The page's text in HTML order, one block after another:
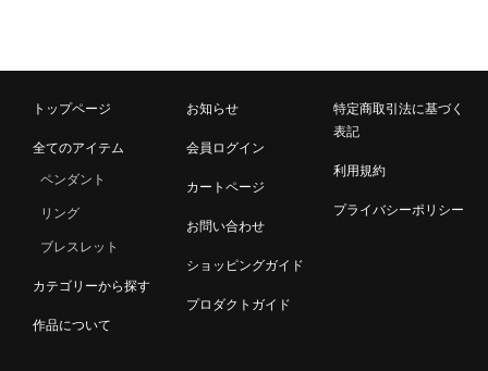
トップページ
全てのアイテム
ペンダント
リング
ブレスレット
カテゴリーから探す
作品について
お知らせ
会員ログイン
カートページ
お問い合わせ
ショッピングガイド
プロダクトガイド
特定商取引法に基づく
表記
利用規約
プライバシーポリシー